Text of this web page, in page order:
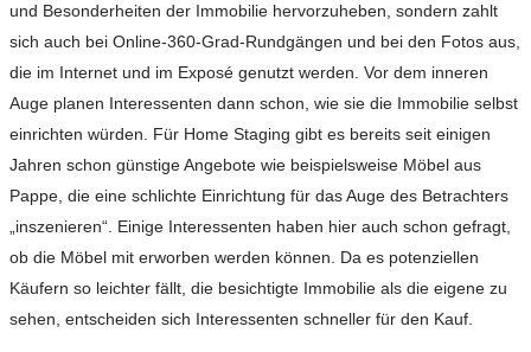
und Besonderheiten der Immobilie hervorzuheben, sondern zahlt
sich auch bei Online-360-Grad-Rundgängen und bei den Fotos aus,
die im Internet und im Exposé genutzt werden. Vor dem inneren
Auge planen Interessenten dann schon, wie sie die Immobilie selbst
einrichten würden. Für Home Staging gibt es bereits seit einigen
Jahren schon günstige Angebote wie beispielsweise Möbel aus
Pappe, die eine schlichte Einrichtung für das Auge des Betrachters
„inszenieren“. Einige Interessenten haben hier auch schon gefragt,
ob die Möbel mit erworben werden können. Da es potenziellen
Käufern so leichter fällt, die besichtigte Immobilie als die eigene zu
sehen, entscheiden sich Interessenten schneller für den Kauf.